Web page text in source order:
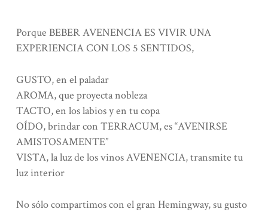
Porque BEBER AVENENCIA ES VIVIR UNA
EXPERIENCIA CON LOS 5 SENTIDOS,
GUSTO, en el paladar
AROMA, que proyecta nobleza
TACTO, en los labios y en tu copa
OÍDO, brindar con TERRACUM, es “AVENIRSE
AMISTOSAMENTE”
VISTA, la luz de los vinos AVENENCIA, transmite tu
luz interior
No sólo compartimos con el gran Hemingway, su gusto